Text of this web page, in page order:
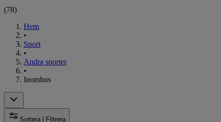
(78)
Hem
•
Sport
•
Andra sporter
•
Inomhus
Sortera | Filtrera